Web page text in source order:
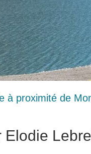
à proximité de
Elodie